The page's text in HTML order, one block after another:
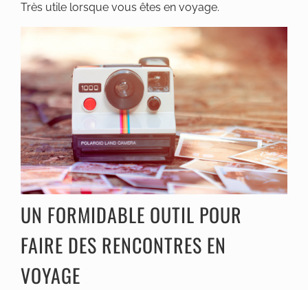
Très utile lorsque vous êtes en voyage.
UN FORMIDABLE OUTIL POUR
FAIRE DES RENCONTRES EN
VOYAGE